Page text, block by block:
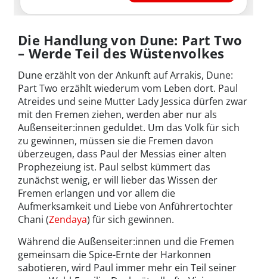
Die Handlung von Dune: Part Two
– Werde Teil des Wüstenvolkes
Dune erzählt von der Ankunft auf Arrakis, Dune:
Part Two erzählt wiederum vom Leben dort. Paul
Atreides und seine Mutter Lady Jessica dürfen zwar
mit den Fremen ziehen, werden aber nur als
Außenseiter:innen geduldet. Um das Volk für sich
zu gewinnen, müssen sie die Fremen davon
überzeugen, dass Paul der Messias einer alten
Prophezeiung ist. Paul selbst kümmert das
zunächst wenig, er will lieber das Wissen der
Fremen erlangen und vor allem die
Aufmerksamkeit und Liebe von Anführertochter
Chani (Zendaya) für sich gewinnen.
Während die Außenseiter:innen und die Fremen
gemeinsam die Spice-Ernte der Harkonnen
sabotieren, wird Paul immer mehr ein Teil seiner